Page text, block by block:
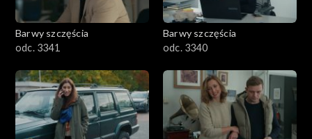
Barwy szczęścia
odc. 3341
Barwy szczęścia
odc. 3340